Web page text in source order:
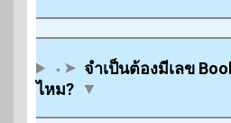
⬩➤ จำเป็นต้องมีเลข
ไหม? ▼